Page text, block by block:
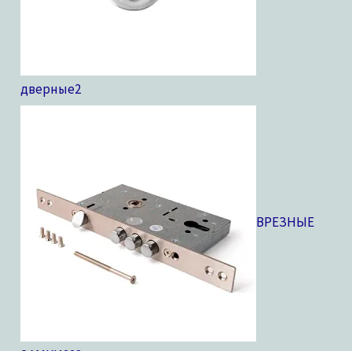
дверные2
ВРЕЗНЫЕ